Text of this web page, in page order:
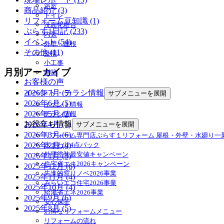
浴室
トイレ
洗面化粧台
内装
外壁・屋根
外構
小工事
増築
お客様の声
イベント・チラシ情報
サブメニューを展開
イベント情報
チラシ情報
お役立ち情報
サブメニューを展開
リフォーム専門店ぷらす１リフォーム 屋根・外壁・水廻り一
水まわり4点パック
外壁塗装最安値キャンペーン
住宅省エネ2026キャンペーン
先進的窓リノベ2026事業
みらいエコ住宅2026事業
給湯省エネ2026事業
安心保証
お得なリフォームメニュー
リフォームの流れ
商品紹介 (3)
リフォーム豆知識 (1)
ぷらす1日記 (233)
イベント (54)
その他 (11)
月別アーカイブ
2026年7月 (5)
2026年6月 (5)
2026年5月 (2)
2026年4月 (5)
2026年3月 (6)
2026年2月 (4)
2026年1月 (3)
2025年12月 (6)
2025年11月 (4)
2025年10月 (4)
2025年9月 (6)
2025年8月 (5)